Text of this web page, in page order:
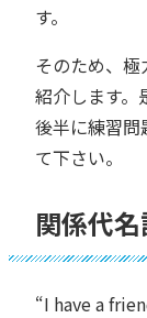
す。
そのため、
紹介します。
後半に練習問
て下さい。
関係代
“I have a